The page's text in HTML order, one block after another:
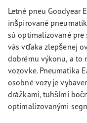
Letné pneu Goodyear
inšpirované
sú optimalizované pre
vás vďaka zlepšenej
dobrému výkonu, a to
vozovke. Pneumatika
osobné vozy je
drážkami, tuhšími
optimalizovanými